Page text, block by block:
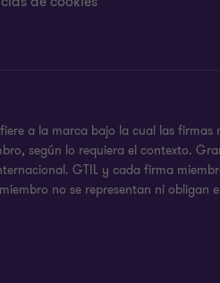
a la marca bajo la cual las
según lo requiera el contexto.
GTIL y cada firma
no se representan ni obligan